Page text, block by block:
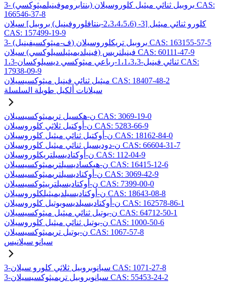
3- (بنتابروموفينيلميثوكسي) بروبيل ثنائي ميثيل كلوروسيلان CAS:
166546-37-8
كلورو ثنائي ميثيل [3- (2،3،4،5،6-بنتافلوروفينيل) بروبيل] سيلان
CAS: 157499-19-9
3- (ف-ميثوكسيفينيل) بروبيل تريكلوروسيلان CAS: 163155-57-5
فينيلتريس (فينيلديميثيلسيلوكسي) سيلان CAS: 60111-47-9
1،3-ثنائي فينيل-1،1،3،3-رباعي ميثوكسي ديسيلوكسان CAS:
17938-09-9
ميثيل ثنائي فينيل ميثوكسيسيلان CAS: 18407-48-2
سيلانات ألكيل طويلة السلسلة
ن-هكسيل تريميثوكسيسيلان CAS: 3069-19-0
ن-أوكتيل ثلاثي كلوروسيلان CAS: 5283-66-9
ن-أوكتيل ثنائي ميثيل كلوروسيلان CAS: 18162-84-0
ن-دوديسيل ثنائي ميثيل كلوروسيلان CAS: 66604-31-7
ن-أوكتاديسيلتريكلوروسيلان CAS: 112-04-9
ن-هيكساديسيلتريميثوكسيسيلان CAS: 16415-12-6
ن-أوكتاديسيلتريميثوكسيسيلان CAS: 3069-42-9
ن-أوكتاديسيلترييثوكسيسيلان CAS: 7399-00-0
ن-أوكتاديسيلديميثيلكلوروسيلان CAS: 18643-08-8
ن-أوكتاديسيلديسوبوتيل كلوروسيلان CAS: 162578-86-1
ن-بوتيل ثنائي ميثيل ميثوكسيسيلان CAS: 64712-50-1
ن-بوتيل ثنائي ميثيل كلوروسيلان CAS: 1000-50-6
ن-بوتيل تريميثوكسيسيلان CAS: 1067-57-8
سيانو سيلانيس
3-سيانوبروبيل ثلاثي كلورو سيلان CAS: 1071-27-8
3-سيانوبروبيل تريميثوكسيسيلان CAS: 55453-24-2